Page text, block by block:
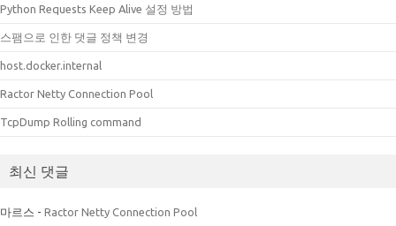
Python Requests Keep Alive 설정 방법
스팸으로 인한 댓글 정책 변경
host.docker.internal
Ractor Netty Connection Pool
TcpDump Rolling command
최신 댓글
마르스 - Ractor Netty Connection Pool